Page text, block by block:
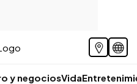
y negociosVida